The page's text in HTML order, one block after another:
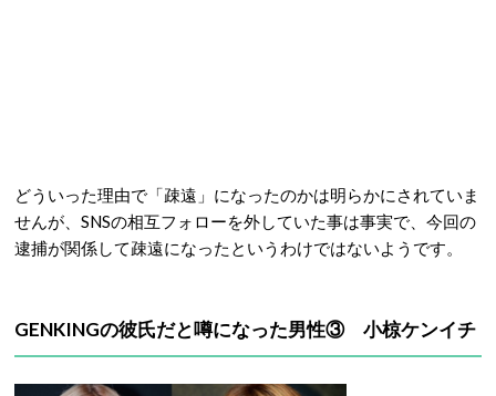
どういった理由で「疎遠」になったのかは明らかにされていま
せんが、SNSの相互フォローを外していた事は事実で、今回の
逮捕が関係して疎遠になったというわけではないようです。
GENKINGの彼氏だと噂になった男性③ 小椋ケンイチ